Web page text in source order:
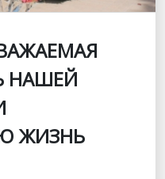
НАШЕЙ
ЖИЗНЬ